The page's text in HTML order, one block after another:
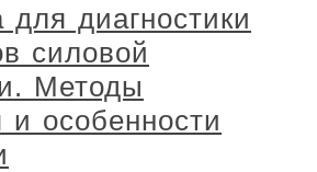
для диагностики
силовой
Методы
и особенности